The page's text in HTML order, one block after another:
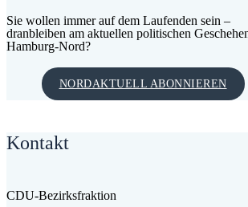
Sie wollen immer auf dem Laufenden sein –
dranbleiben am aktuellen politischen
Hamburg-Nord?
NORDAKTUELL ABONNIEREN
Kontakt
CDU-Bezirksfraktion